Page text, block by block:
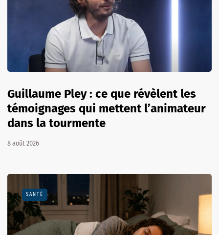
Guillaume Pley : ce que révèlent les
témoignages qui mettent l’animateur
dans la tourmente
8 août 2026
SANTÉ